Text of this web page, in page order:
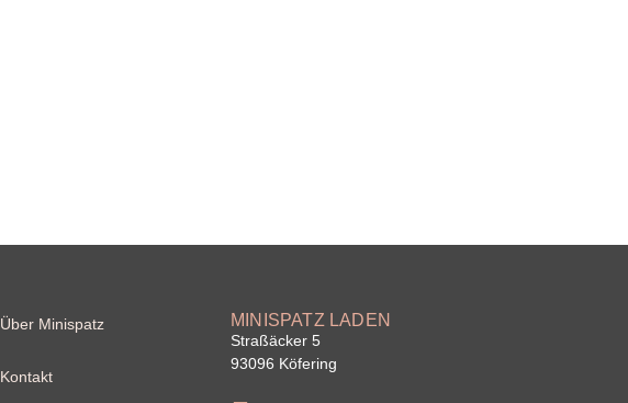
Über Minispatz
Kontakt
MINISPATZ LADEN
Straßäcker 5
93096 Köfering